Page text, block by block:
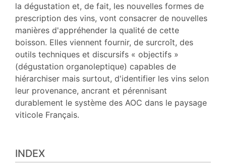
la dégustation et, de fait, les nouvelles formes de
prescription des vins, vont consacrer de nouvelles
manières d'appréhender la qualité de cette
boisson. Elles viennent fournir, de surcroît, des
outils techniques et discursifs « objectifs »
(dégustation organoleptique) capables de
hiérarchiser mais surtout, d'identifier les vins selon
leur provenance, ancrant et pérennisant
durablement le système des AOC dans le paysage
viticole Français.
INDEX